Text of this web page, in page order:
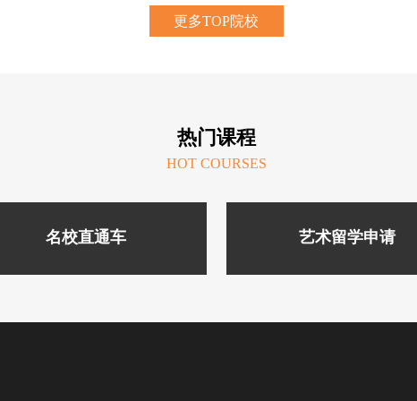
更多TOP院校
热门课程
HOT COURSES
名校直通车 艺术留学申请